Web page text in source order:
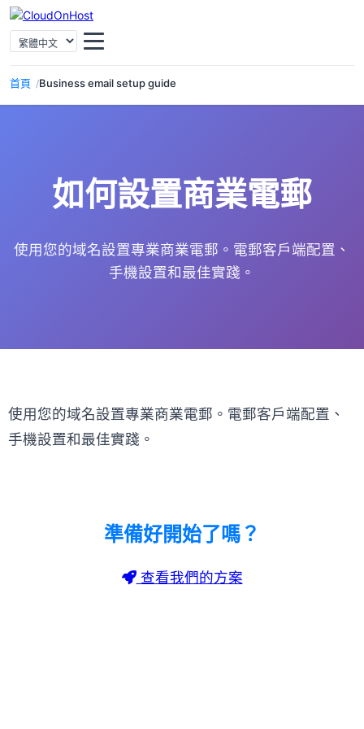
首頁 Business email setup guide
選擇語言
如何設置商業電郵
使用您的域名設置專業商業電郵。電郵客戶端配置、
手機設置和最佳實踐。
使用您的域名設置專業商業電郵。電郵客戶端配置、
手機設置和最佳實踐。
準備好開始了嗎？
查看我們的方案